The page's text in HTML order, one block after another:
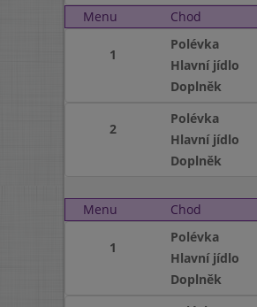
Menu
Chod
1
Polévka
Hlavní jídlo
Doplněk
2
Polévka
Hlavní jídlo
Doplněk
Menu
Chod
1
Polévka
Hlavní jídlo
Doplněk